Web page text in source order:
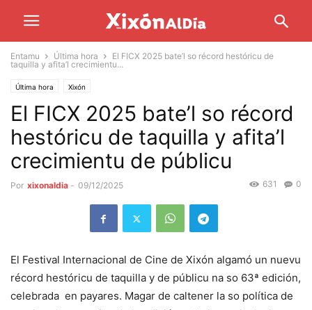
Entamu Última hora
El FICX 2025 bate’l so récord hestóricu de
taquilla y afita’l crecimientu...
Última hora Xixón
El FICX 2025 bate’l so récord
hestóricu de taquilla y afita’l
crecimientu de públicu
Por xixonaldia - 09/12/2025 0
631
El Festival Internacional de Cine de Xixón algamó un nuevu
récord hestóricu de taquilla y de públicu na so 63ª edición,
celebrada en payares. Magar de caltener la so política de